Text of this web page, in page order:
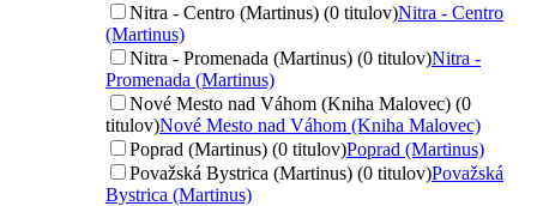
Nitra - Centro (Martinus) (0 titulov)Nitra - Centro
(Martinus)
Nitra - Promenada (Martinus) (0 titulov)Nitra -
Promenada (Martinus)
Nové Mesto nad Váhom (Kniha Malovec) (0
titulov)Nové Mesto nad Váhom (Kniha Malovec)
Poprad (Martinus) (0 titulov)Poprad (Martinus)
Považská Bystrica (Martinus) (0 titulov)Považská
Bystrica (Martinus)